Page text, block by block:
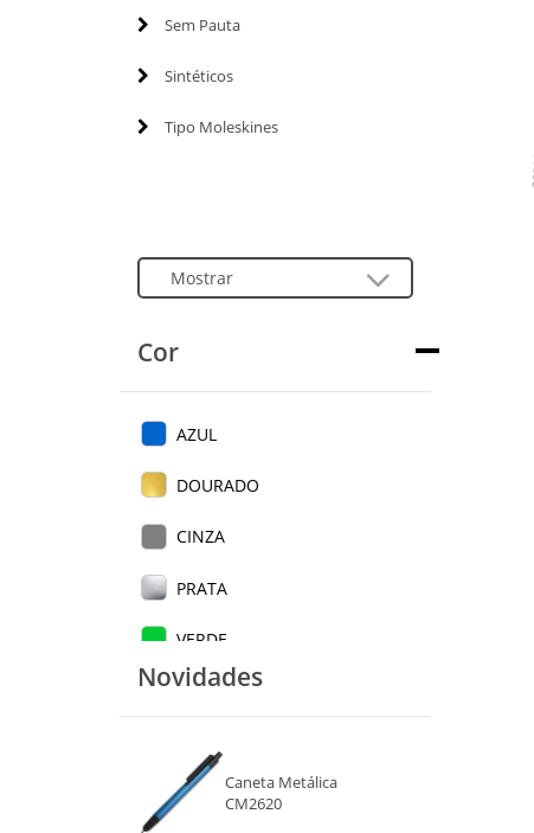
Sem Pauta
Sintéticos
Tipo Moleskines
Cor
AZUL
DOURADO
CINZA
PRATA
VERDE
VERMELHO
PRETO
Novidades
Caneta Metálica
CM2620